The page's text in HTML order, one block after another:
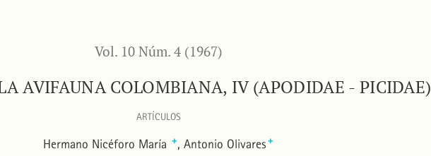
Vol. 10 Núm. 4 (1967)
AVIFAUNA COLOMBIANA, IV (APODIDAE - PICIDAE)
ARTÍCULOS
Hermano Nicéforo María + Antonio Olivares+